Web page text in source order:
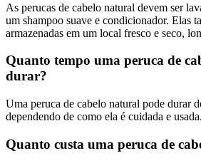
As perucas de cabelo natural devem ser
um shampoo suave e condicionador. Elas
armazenadas em um local fresco e seco,
Quanto tempo uma peruca de
durar?
Uma peruca de cabelo natural pode durar
dependendo de como ela é cuidada e usada.
Quanto custa uma peruca de